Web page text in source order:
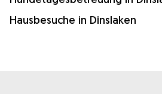
Hausbesuche in Dinslaken